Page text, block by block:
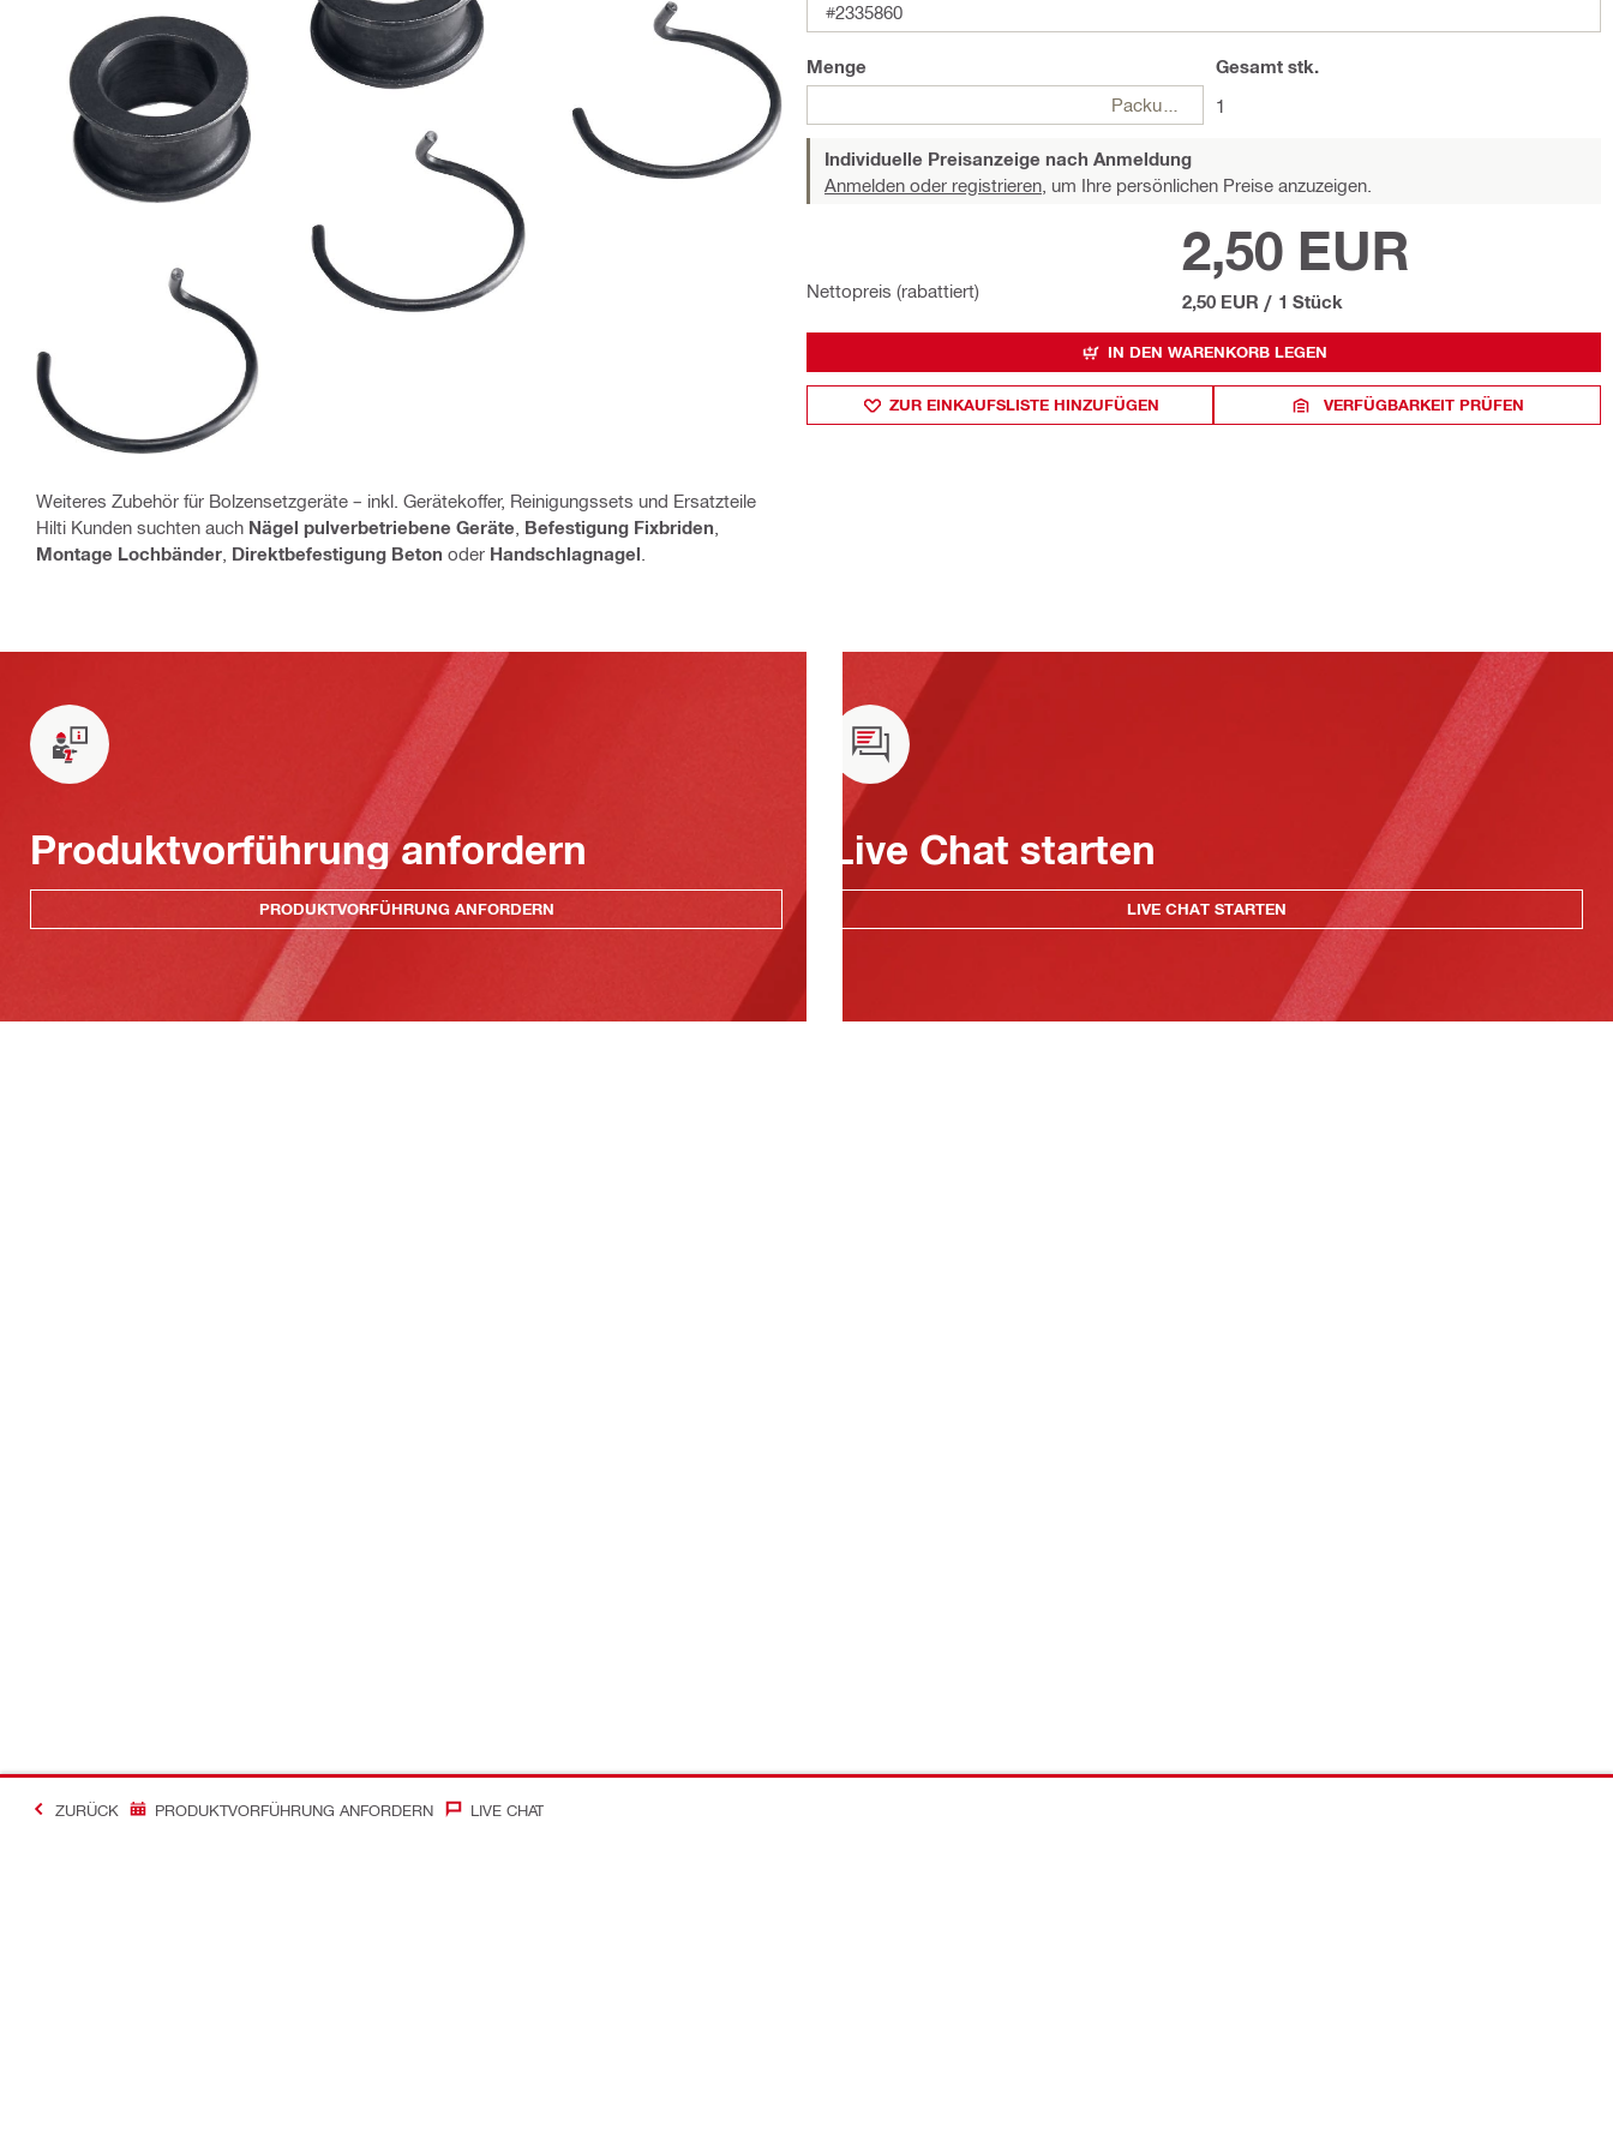
Weiteres Zubehör für Bolzensetzgeräte – inkl. Gerätekoffer, Reinigungssets und Ersatzteile
Hilti Kunden suchten auch Nägel pulverbetriebene Geräte Befestigung Fixbriden
Montage Lochbänder Direktbefestigung Beton oder Handschlagnagel
#2335860
Menge
Gesamt stk.
1
Individuelle Preisanzeige nach Anmeldung
Anmelden oder registrieren, um Ihre persönlichen Preise anzuzeigen.
Nettopreis (rabattiert)
2,50 EUR
2,50 EUR / 1 Stück
IN DEN WARENKORB LEGEN
ZUR EINKAUFSLISTE HINZUFÜGEN VERFÜGBARKEIT PRÜFEN
Produktvorführung anfordern
PRODUKTVORFÜHRUNG ANFORDERN
Live Chat starten
LIVE CHAT STARTEN
ZURÜCK PRODUKTVORFÜHRUNG ANFORDERN LIVE CHAT